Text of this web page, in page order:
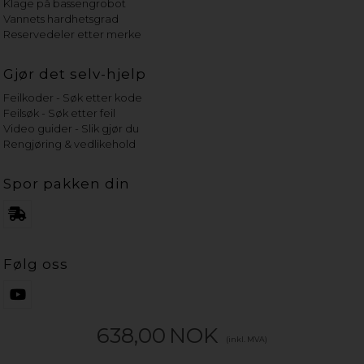
638,00 NOK (inkl. MVA)
Klage på bassengrobot
Vannets hardhetsgrad
Reservedeler etter merke
Gjør det selv-hjelp
Feilkoder - Søk etter kode
Feilsøk - Søk etter feil
Video guider - Slik gjør du
Rengjøring & vedlikehold
Spor pakken din
Følg oss